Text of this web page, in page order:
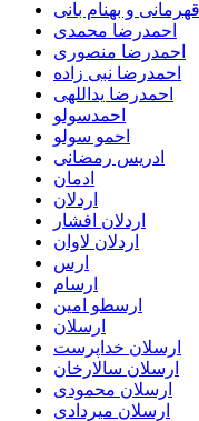
و بهنام بانی
احمدرضا محمدی
احمدرضا منصوری
احمدرضا نبی زاده
احمدرضا یداللهی
احمدسولو
احمو سولو
ادریس رمضانی
ادمان
اردلان
اردلان افشار
اردلان لاوان
ارس
ارسام
ارسطو امین
ارسلان
ارسلان خداپرست
ارسلان سالارخان
ارسلان محمودی
ارسلان میردادی